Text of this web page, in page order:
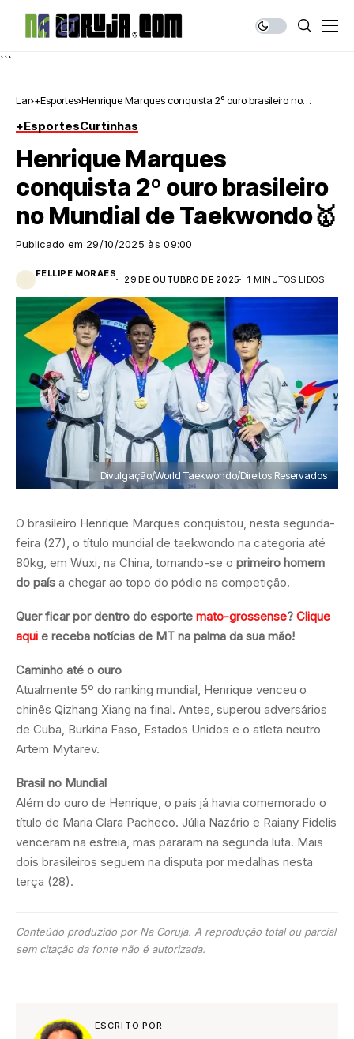
```
Lar +Esportes Henrique Marques conquista 2º ouro brasileiro no
+EsportesCurtinhas
Henrique Marques
conquista 2º ouro brasileiro
no Mundial de Taekwondo🥇
Publicado em 29/10/2025 às 09:00
FELLIPE MORAES
29 DE OUTUBRO DE 2025 1 MINUTOS LIDOS
Divulgação/World Taekwondo/Direitos Reservados
O brasileiro Henrique Marques conquistou, nesta segunda-
feira (27), o título mundial de taekwondo na categoria até
80kg, em Wuxi, na China, tornando-se o primeiro homem
do país a chegar ao topo do pódio na competição.
Quer ficar por dentro do esporte mato-grossense? Clique
aqui e receba notícias de MT na palma da sua mão!
Caminho até o ouro
Atualmente 5º do ranking mundial, Henrique venceu o
chinês Qizhang Xiang na final. Antes, superou adversários
de Cuba, Burkina Faso, Estados Unidos e o atleta neutro
Artem Mytarev.
Brasil no Mundial
Além do ouro de Henrique, o país já havia comemorado o
título de Maria Clara Pacheco. Júlia Nazário e Raiany Fidelis
venceram na estreia, mas pararam na segunda luta. Mais
dois brasileiros seguem na disputa por medalhas nesta
terça (28).
Conteúdo produzido por Na Coruja. A reprodução total ou parcial
sem citação da fonte não é autorizada.
ESCRITO POR